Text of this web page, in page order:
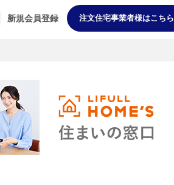
新規会員登録 注文住宅事業者様はこちら